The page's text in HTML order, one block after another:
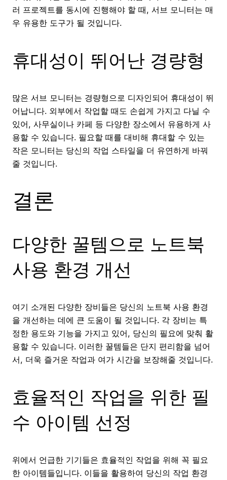
러 프로젝트를 동시에 진행해야 할 때, 서브 모니터는 매
우 유용한 도구가 될 것입니다.
휴대성이 뛰어난 경량형
많은 서브 모니터는 경량형으로 디자인되어 휴대성이 뛰
어납니다. 외부에서 작업할 때도 손쉽게 가지고 다닐 수
있어, 사무실이나 카페 등 다양한 장소에서 유용하게 사
용할 수 있습니다. 필요할 때를 대비해 휴대할 수 있는
작은 모니터는 당신의 작업 스타일을 더 유연하게 바꿔
줄 것입니다.
결론
다양한 꿀템으로 노트북
사용 환경 개선
여기 소개된 다양한 장비들은 당신의 노트북 사용 환경
을 개선하는 데에 큰 도움이 될 것입니다. 각 장비는 특
정한 용도와 기능을 가지고 있어, 당신의 필요에 맞춰 활
용할 수 있습니다. 이러한 꿀템들은 단지 편리함을 넘어
서, 더욱 즐거운 작업과 여가 시간을 보장해줄 것입니다.
효율적인 작업을 위한 필
수 아이템 선정
위에서 언급한 기기들은 효율적인 작업을 위해 꼭 필요
한 아이템들입니다. 이들을 활용하여 당신의 작업 환경